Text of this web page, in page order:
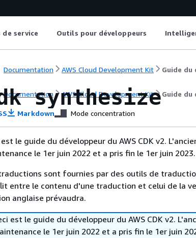
de service Outils pour développeurs
Documentation AWS Cloud Development Kit Guide du
Documentation AWS Cloud Development Kit Guide du
synthesize
Markdown Mode concentration
est le guide du développeur du AWS CDK v2.
le 1er juin 2022 et a pris fin le 1er juin 2023.
sont fournies par des outils de
entre le contenu d'une traduction et celui de la
anglaise prévaudra.
est le guide du développeur du AWS CDK v2.
le 1er juin 2022 et a pris fin le 1er juin